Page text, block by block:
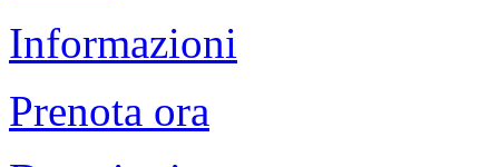
Informazioni
Prenota ora